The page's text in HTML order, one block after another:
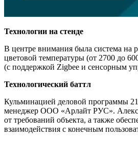
Технологии на стенде
В центре внимания была система
цветовой температуры (от 2700 до
(с поддержкой Zigbee и сенсорным
Технологический баттл
Кульминацией деловой программы
менеджер ООО «Арлайт РУС».
от требований объекта, а также
взаимодействия с конечным